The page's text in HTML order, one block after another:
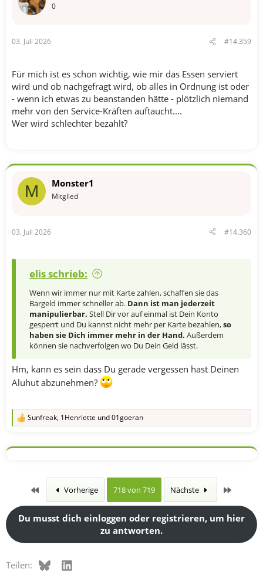
o
:
0
03. Juli 2026 #14.359
Für mich ist es schon wichtig, wie mir das Essen serviert
wird und ob nachgefragt wird, ob alles in Ordnung ist oder
- wenn ich etwas zu beanstanden hätte - plötzlich niemand
mehr von den Service-Kräften auftaucht....
Wer wird schlechter bezahlt?
M Monster1
Mitglied
03. Juli 2026 #14.360
elis schrieb:
Wenn wir immer nur mit Karte zahlen, schaffen sie das
Bargeld immer schneller ab. Dann ist man jederzeit
manipulierbar. Stell Dir vor auf einmal ist Dein Konto
gesperrt und Du kannst nicht mehr per Karte bezahlen,so
haben sie Dich immer mehr in der Hand. Außerdem
können sie nachverfolgen wo Du Dein Geld lässt.
Hm, kann es sein dass Du gerade vergessen hast Deinen
Aluhut abzunehmen?
R
k
n
Sunfreak, 1Henriette und01goeran
Erste Vorherige 718 von 719 Nächste
Du musst dich einloggen oder registrieren, um hier
zu antworten.
Teilen: BlueskyLinkedIn